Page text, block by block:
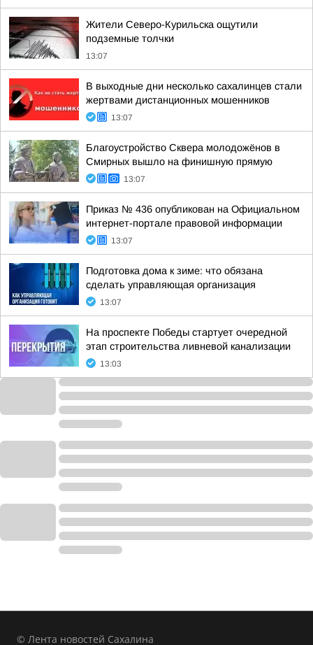
Жители Северо-Курильска ощутили
подземные толчки
13:07
В выходные дни несколько сахалинцев стали
жертвами дистанционных мошенников
13:07
Благоустройство Сквера молодожёнов в
Смирных вышло на финишную прямую
13:07
Приказ № 436 опубликован на Официальном
интернет-портале правовой информации
13:07
Подготовка дома к зиме: что обязана
сделать управляющая организация
13:07
На проспекте Победы стартует очередной
этап строительства ливневой канализации
13:03
© Лента новостей Сахалина